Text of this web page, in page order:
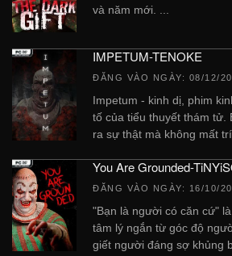
và năm mới. ...
IMPETUM-TENOKE
ĐĂNG VÀO NGÀY: 08/12/
Impetum - kinh dị, phim
tố của tiểu thuyết thám tử.
ra sự thật mà không mất
You Are Grounded-
ĐĂNG VÀO NGÀY: 16/10/
"Bạn là người có căn cứ"
tâm lý ngắn từ góc độ
giết người đáng sợ khủng